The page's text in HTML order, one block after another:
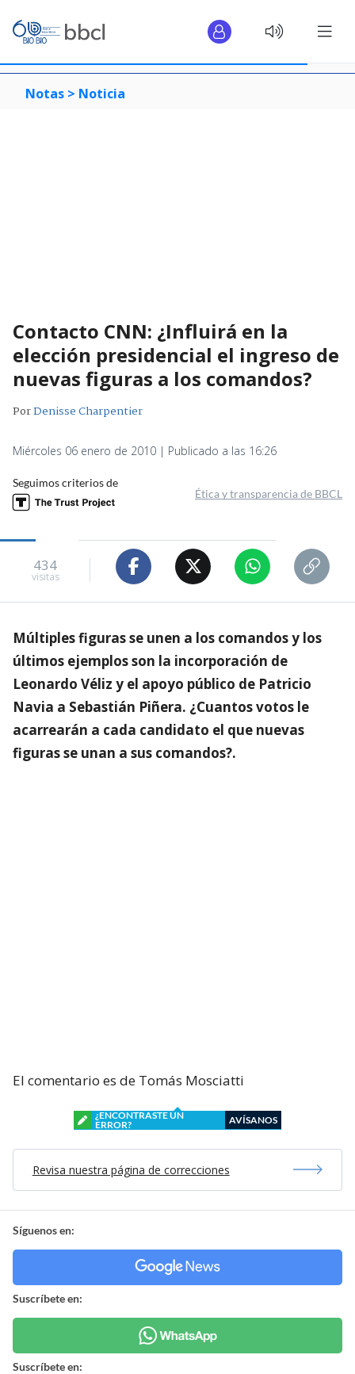
Notas > Noticia
Contacto CNN: ¿Influirá en la
elección presidencial el ingreso de
nuevas figuras a los comandos?
PorDenisse Charpentier
Miércoles 06 enero de 2010 | Publicado a las 16:26
Seguimos criterios de
Ética y transparencia de BBCL
434
visitas
Múltiples figuras se unen a los comandos y los
últimos ejemplos son la incorporación de
Leonardo Véliz y el apoyo público de Patricio
Navia a Sebastián Piñera. ¿Cuantos votos le
acarrearán a cada candidato el que nuevas
figuras se unan a sus comandos?.
El comentario es de Tomás Mosciatti
¿ENCONTRASTE UN
ERROR?
AVÍSANOS
Revisa nuestra página de correcciones
Síguenos en:
Suscríbete en:
Suscríbete en: